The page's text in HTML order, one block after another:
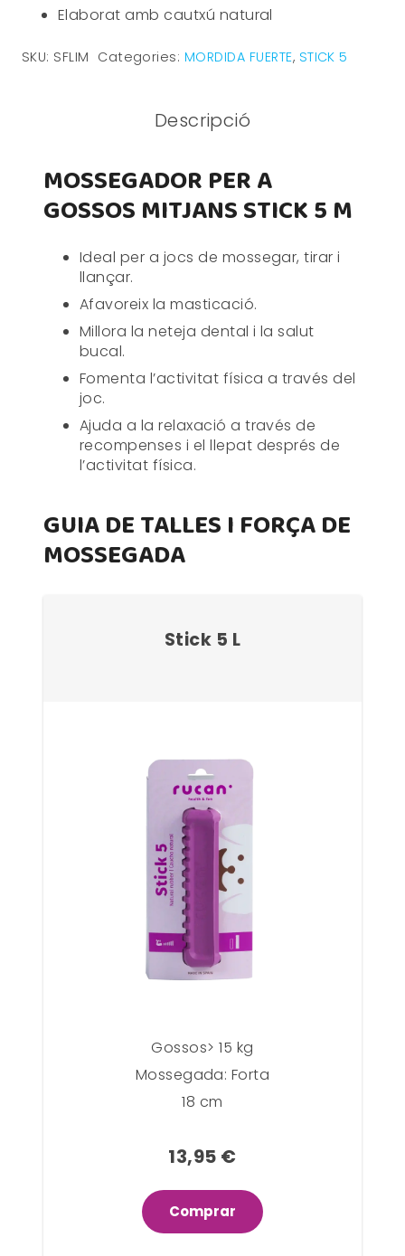
Elaborat amb cautxú natural
SKU: SFLIM Categories: MORDIDA FUERTE, STICK 5
Descripció
MOSSEGADOR PER A
GOSSOS MITJANS STICK 5 M
Ideal per a jocs de mossegar, tirar i
llançar.
Afavoreix la masticació.
Millora la neteja dental i la salut
bucal.
Fomenta l’activitat física a través del
joc.
Ajuda a la relaxació a través de
recompenses i el llepat després de
l’activitat física.
GUIA DE TALLES I FORÇA DE
MOSSEGADA
Stick 5 L
Gossos> 15 kg
Mossegada: Forta
18 cm
13,95 €
Comprar